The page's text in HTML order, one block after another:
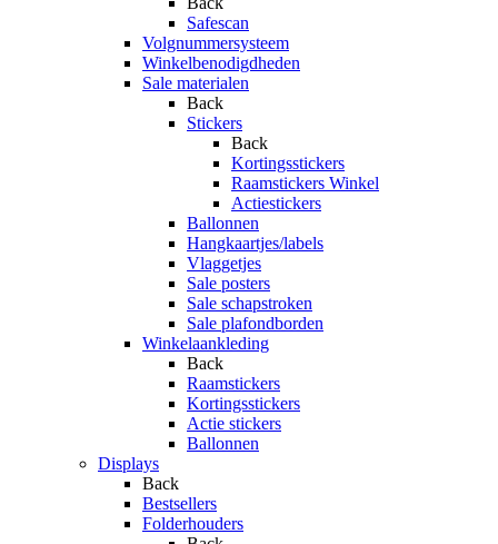
Safescan
Volgnummersysteem
Winkelbenodigdheden
Sale materialen
Back
Stickers
Back
Kortingsstickers
Raamstickers Winkel
Actiestickers
Ballonnen
Hangkaartjes/labels
Vlaggetjes
Sale posters
Sale schapstroken
Sale plafondborden
Winkelaankleding
Back
Raamstickers
Kortingsstickers
Actie stickers
Ballonnen
Displays
Back
Bestsellers
Folderhouders